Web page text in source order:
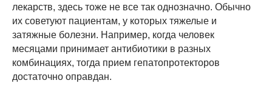
лекарств, здесь тоже не все так однозначно. Обычно
их советуют пациентам, у которых тяжелые и
затяжные болезни. Например, когда человек
месяцами принимает антибиотики в разных
комбинациях, тогда прием гепатопротекторов
достаточно оправдан.